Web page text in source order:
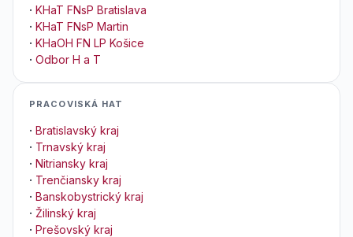
· KHaT FNsP Bratislava
· KHaT FNsP Martin
· KHaOH FN LP Košice
· Odbor H a T
PRACOVISKÁ HAT
· Bratislavský kraj
· Trnavský kraj
· Nitriansky kraj
· Trenčiansky kraj
· Banskobystrický kraj
· Žilinský kraj
· Prešovský kraj